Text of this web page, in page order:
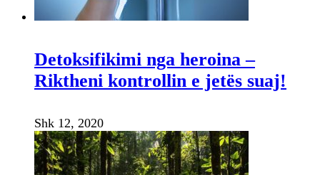
Detoksifikimi nga heroina –
Riktheni kontrollin e jetës suaj!
Shk 12, 2020